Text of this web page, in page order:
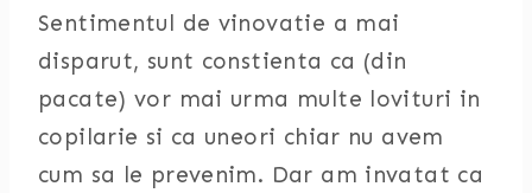
Sentimentul de vinovatie a mai
disparut, sunt constienta ca (din
pacate) vor mai urma multe lovituri in
copilarie si ca uneori chiar nu avem
cum sa le prevenim. Dar am invatat ca